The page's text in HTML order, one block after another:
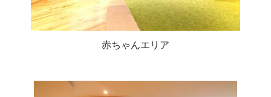
赤ちゃんエリア